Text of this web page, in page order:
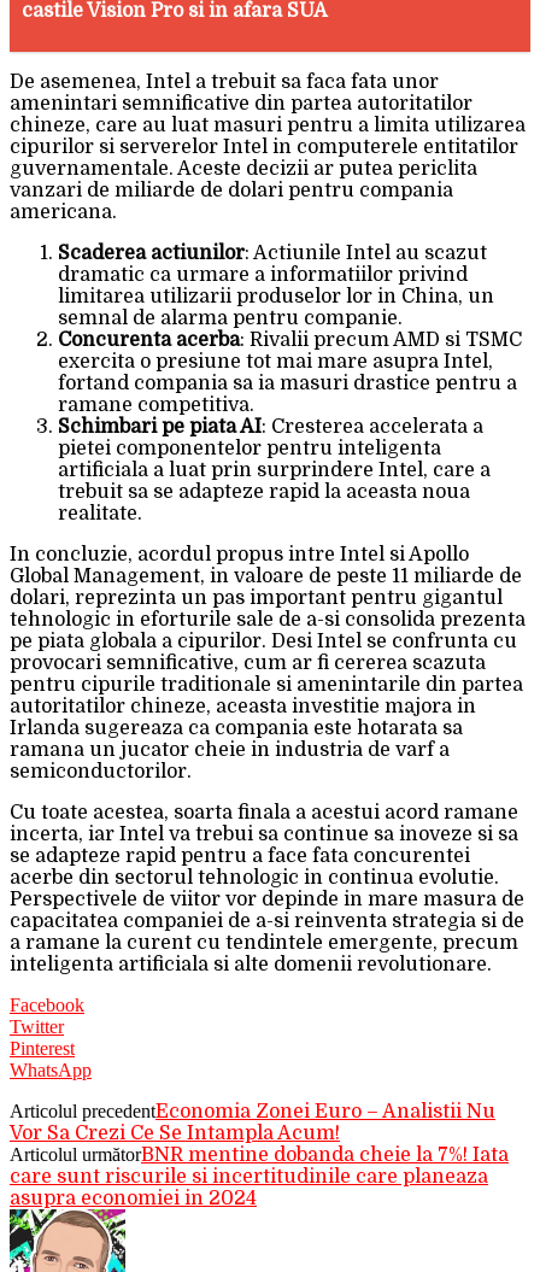
castile Vision Pro si in afara SUA
De asemenea, Intel a trebuit sa faca fata unor
amenintari semnificative din partea autoritatilor
chineze, care au luat masuri pentru a limita utilizarea
cipurilor si serverelor Intel in computerele entitatilor
guvernamentale. Aceste decizii ar putea periclita
vanzari de miliarde de dolari pentru compania
americana.
Scaderea actiunilor: Actiunile Intel au scazut
dramatic ca urmare a informatiilor privind
limitarea utilizarii produselor lor in China, un
semnal de alarma pentru companie.
Concurenta acerba: Rivalii precum AMD si TSMC
exercita o presiune tot mai mare asupra Intel,
fortand compania sa ia masuri drastice pentru a
ramane competitiva.
Schimbari pe piata AI: Cresterea accelerata a
pietei componentelor pentru inteligenta
artificiala a luat prin surprindere Intel, care a
trebuit sa se adapteze rapid la aceasta noua
realitate.
In concluzie, acordul propus intre Intel si Apollo
Global Management, in valoare de peste 11 miliarde de
dolari, reprezinta un pas important pentru gigantul
tehnologic in eforturile sale de a-si consolida prezenta
pe piata globala a cipurilor. Desi Intel se confrunta cu
provocari semnificative, cum ar fi cererea scazuta
pentru cipurile traditionale si amenintarile din partea
autoritatilor chineze, aceasta investitie majora in
Irlanda sugereaza ca compania este hotarata sa
ramana un jucator cheie in industria de varf a
semiconductorilor.
Cu toate acestea, soarta finala a acestui acord ramane
incerta, iar Intel va trebui sa continue sa inoveze si sa
se adapteze rapid pentru a face fata concurentei
acerbe din sectorul tehnologic in continua evolutie.
Perspectivele de viitor vor depinde in mare masura de
capacitatea companiei de a-si reinventa strategia si de
a ramane la curent cu tendintele emergente, precum
inteligenta artificiala si alte domenii revolutionare.
Facebook
Twitter
Pinterest
WhatsApp
Articolul precedentEconomia Zonei Euro – Analistii Nu
Vor Sa Crezi Ce Se Intampla Acum!
Articolul următorBNR mentine dobanda cheie la 7%! Iata
care sunt riscurile si incertitudinile care planeaza
asupra economiei in 2024